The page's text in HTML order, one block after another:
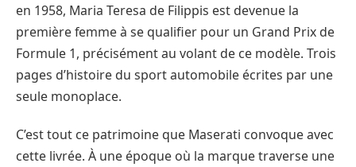
en 1958, Maria Teresa de Filippis est devenue la
première femme à se qualifier pour un Grand Prix de
Formule 1, précisément au volant de ce modèle. Trois
pages d’histoire du sport automobile écrites par une
seule monoplace.
C’est tout ce patrimoine que Maserati convoque avec
cette livrée. À une époque où la marque traverse une